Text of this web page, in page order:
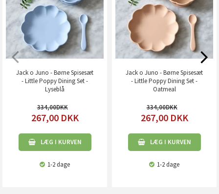
Jack o Juno - Børne Spisesæt
- Little Poppy Dining Set -
Lyseblå
334,00
267,00 DKK
LÆG I KURVEN
1-2 dage
Jack o Juno - Børne Spisesæt
- Little Poppy Dining Set -
Oatmeal
334,00
267,00 DKK
LÆG I KURVEN
1-2 dage